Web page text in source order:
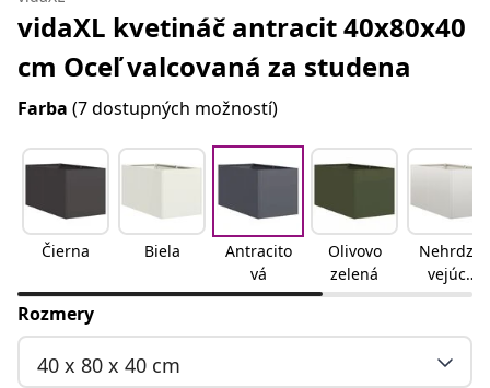
vidaXL kvetináč antracit 40x80x40
cm Oceľ valcovaná za studena
Farba (7 dostupných možností)
Čierna Biela
Antracito
vá
Olivovo
zelená
Nehrdza
vejúca
oceľ
Rozmery
40 x 80 x 40 cm